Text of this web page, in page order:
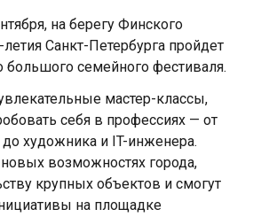
на берегу Финского
Санкт-Петербурга пройдет
большого семейного фестиваля.
мастер-классы,
себя в профессиях — от
художника и IT-инженера.
возможностях города,
крупных объектов и смогут
на площадке